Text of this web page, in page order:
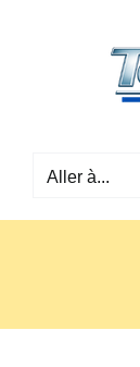
Aller à...